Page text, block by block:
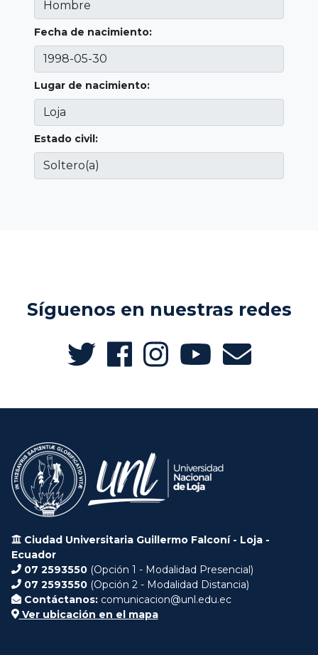
Fecha de nacimiento:
Lugar de nacimiento:
Estado civil:
Síguenos en nuestras redes
Ciudad Universitaria Guillermo Falconí - Loja -
Ecuador
07 2593550 (Opción 1 - Modalidad Presencial)
07 2593550 (Opción 2 - Modalidad Distancia)
Contáctanos: comunicacion@unl.edu.ec
Ver ubicación en el mapa